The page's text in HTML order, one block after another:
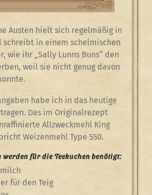
Austen hielt sich regelmäßig in
schreibt in einem schelmischen
wie ihr „Sally Lunns Buns“ den
weil sie nicht genug davon
habe ich in das heutige
Das im Originalrezept
Allzweckmehl King
Weizenmehl Type 550.
werden für die Teekuchen benötigt:
für den Teig